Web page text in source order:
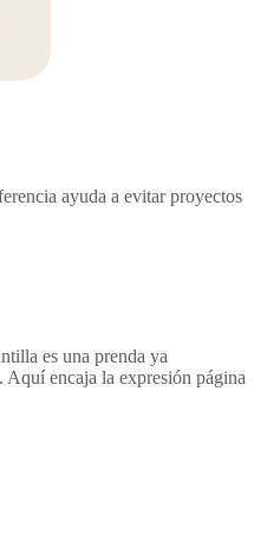
ayuda a evitar proyectos
es una prenda ya
Aquí encaja la expresión página